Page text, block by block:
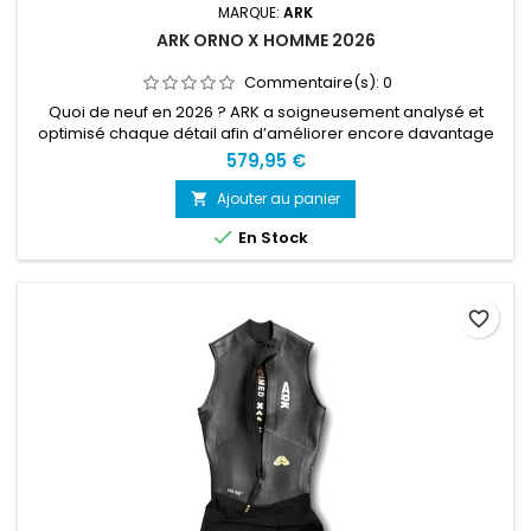
MARQUE: ARK
ARK ORNO X HOMME 2026
Commentaire(s): 0
Quoi de neuf en 2026 ? ARK a soigneusement analysé et
optimisé chaque détail afin d’améliorer encore davantage
cette combinaison. Matériaux améliorés. Néoprène
Yamamoto haut de gamme dernière génération et inserts en
mousse mis à jour. Doublures intérieures retravaillées, avec
chaque panneau ajusté pour atteindre des performances
maximales. Col modifié...
579,95 €
 Ajouter au panier
 En Stock
favorite_border